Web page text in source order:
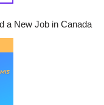
a New Job in Canada